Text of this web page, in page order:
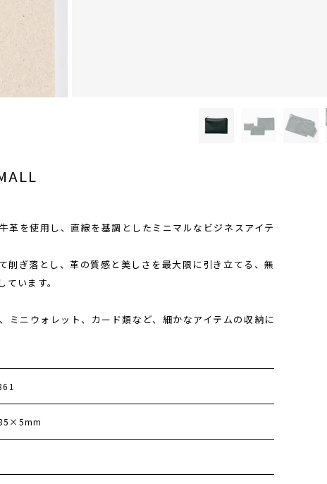
革を使用し、直線を基調としたミニマルなビジネスアイテ
削ぎ落とし、革の質感と美しさを最大限に引き立てる、無
います。
ミニウォレット、カード類など、細かなアイテムの収納に